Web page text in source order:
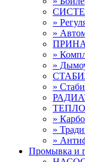
»
»
»
»
»
»
»
»
Промывка и